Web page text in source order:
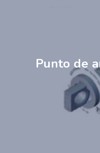
Punto de